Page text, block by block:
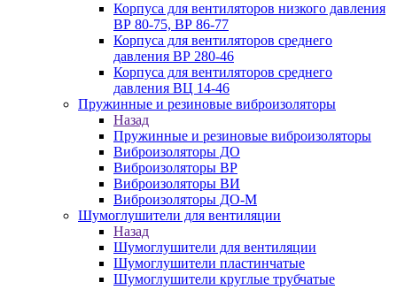
Корпуса для вентиляторов низкого давления
ВР 80-75, ВР 86-77
Корпуса для вентиляторов среднего
давления ВР 280-46
Корпуса для вентиляторов среднего
давления ВЦ 14-46
Пружинные и резиновые виброизоляторы
Назад
Пружинные и резиновые виброизоляторы
Виброизоляторы ДО
Виброизоляторы ВР
Виброизоляторы ВИ
Виброизоляторы ДО-М
Шумоглушители для вентиляции
Назад
Шумоглушители для вентиляции
Шумоглушители пластинчатые
Шумоглушители круглые трубчатые